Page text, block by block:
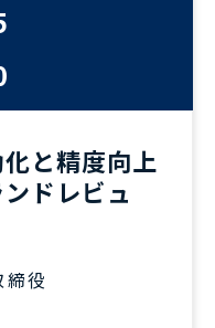
と精度向上
ドレビュ
役